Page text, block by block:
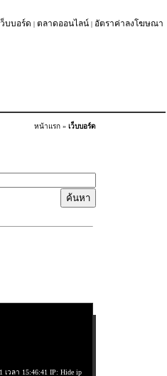
ว็บบอร์ด | ตลาดออนไลน์ | อัตราค่าลงโฆษณา
หน้าแรก » เว็บบอร์ด
เวลา 15:46:41 IP: Hide ip